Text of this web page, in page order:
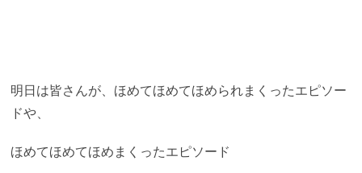
明日は皆さんが、ほめてほめてほめられまくったエピソー
ドや、
ほめてほめてほめまくったエピソード